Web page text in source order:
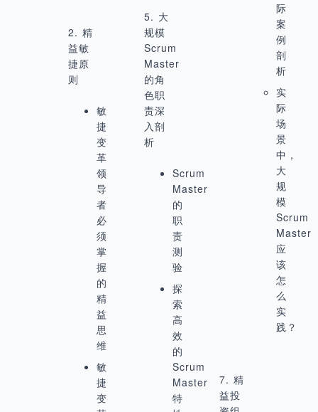
2. 精
益敏
捷原
则
敏
捷
变
革
领
导
者
必
须
掌
握
的
精
益
思
维
敏
捷
变
5. 大
规模
Scrum
Master
的角
色职
责深
入剖
析
Scrum
Master
的
职
责
测
验
探
索
高
效
的
Scrum
Master
特
际
案
例
剖
析
实
际
场
景
中，
大
规
模
Scrum
Master
应
该
怎
么
实
践？
7. 精
益投